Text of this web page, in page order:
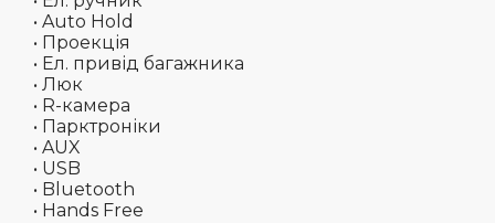
• Auto Hold
• Проекція
• Ел. привід багажника
• Люк
• R-камера
• Парктроніки
• AUX
• USB
• Bluetooth
• Hands Free